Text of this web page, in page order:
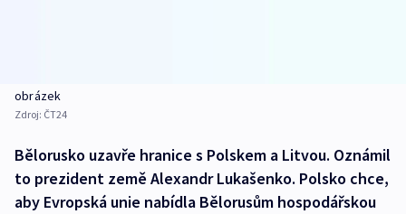
obrázek
Zdroj: ČT24
Bělorusko uzavře hranice s Polskem a Litvou. Oznámil
to prezident země Alexandr Lukašenko. Polsko chce,
aby Evropská unie nabídla Bělorusům hospodářskou